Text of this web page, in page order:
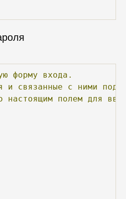
форму
входа.
и связанные с ними
настоящим полем для